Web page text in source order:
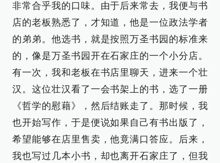
非常合乎我的口味。由于后来常去，我便与书
店的老板熟悉了，才知道，他是一位政法学者
的弟弟。他选书，就是按照万圣书园的标准来
的，像是万圣书园开在石家庄的一个小分店。
有一次，我和老板在书店里聊天，进来一个壮
汉。这位壮汉看了一会书架上的书，选了一册
《哲学的慰藉》，然后结账走了。那时候，我
也开始写作，于是便说如果自己有书出版了，
希望能够在店里售卖，他竟满口答应。后来，
我也写过几本小书，却也离开石家庄了，但我